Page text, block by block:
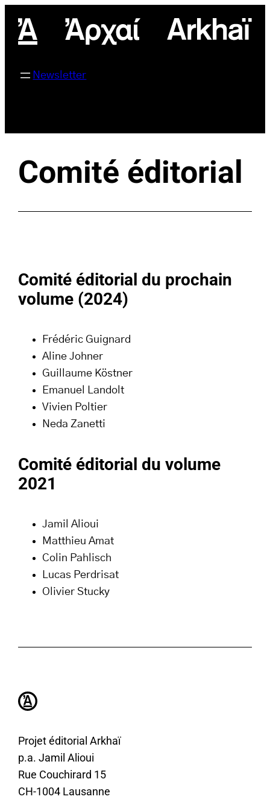
contenu
Newsletter
Comité éditorial
Comité éditorial du prochain
volume (2024)
Frédéric Guignard
Aline Johner
Guillaume Köstner
Emanuel Landolt
Vivien Poltier
Neda Zanetti
Comité éditorial du volume
2021
Jamil Alioui
Matthieu Amat
Colin Pahlisch
Lucas Perdrisat
Olivier Stucky
Projet éditorial Arkhaï
p.a. Jamil Alioui
Rue Couchirard 15
CH-1004 Lausanne